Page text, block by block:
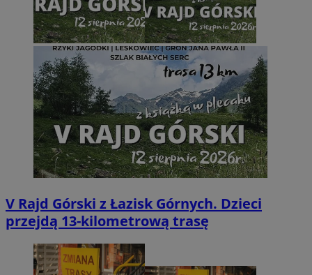
V Rajd Górski z Łazisk Górnych. Dzieci
przejdą 13-kilometrową trasę